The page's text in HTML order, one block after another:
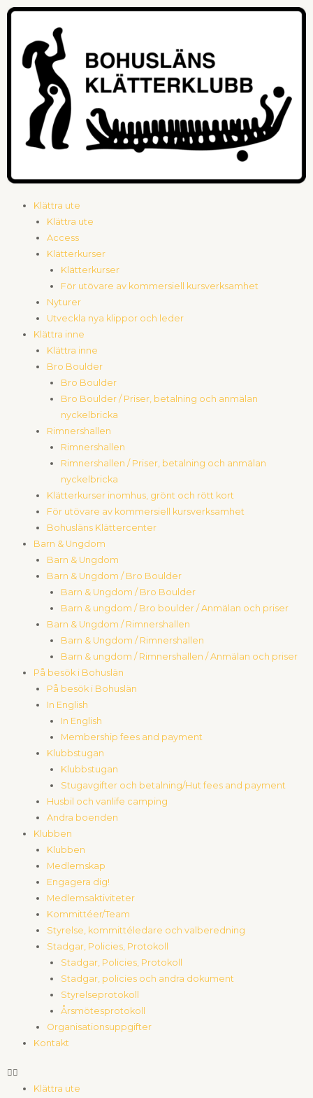
Hoppa
innehåll
Klättra ute
Klättra ute
Access
Klätterkurser
Klätterkurser
För utövare av kommersiell kursverksamhet
Nyturer
Utveckla nya klippor och leder
Klättra inne
Klättra inne
Bro Boulder
Bro Boulder
Bro Boulder / Priser, betalning och anmälan
nyckelbricka
Rimnershallen
Rimnershallen
Rimnershallen / Priser, betalning och anmälan
nyckelbricka
Klätterkurser inomhus, grönt och rött kort
För utövare av kommersiell kursverksamhet
Bohusläns Klättercenter
Barn & Ungdom
Barn & Ungdom
Barn & Ungdom / Bro Boulder
Barn & Ungdom / Bro Boulder
Barn & ungdom / Bro boulder / Anmälan och priser
Barn & Ungdom / Rimnershallen
Barn & Ungdom / Rimnershallen
Barn & ungdom / Rimnershallen / Anmälan och priser
På besök i Bohuslän
På besök i Bohuslän
In English
In English
Membership fees and payment
Klubbstugan
Klubbstugan
Stugavgifter och betalning/Hut fees and payment
Husbil och vanlife camping
Andra boenden
Klubben
Klubben
Medlemskap
Engagera dig!
Medlemsaktiviteter
Kommittéer/Team
Styrelse, kommittéledare och valberedning
Stadgar, Policies, Protokoll
Stadgar, Policies, Protokoll
Stadgar, policies och andra dokument
Styrelseprotokoll
Årsmötesprotokoll
Organisationsuppgifter
Kontakt
Meny
Klättra ute